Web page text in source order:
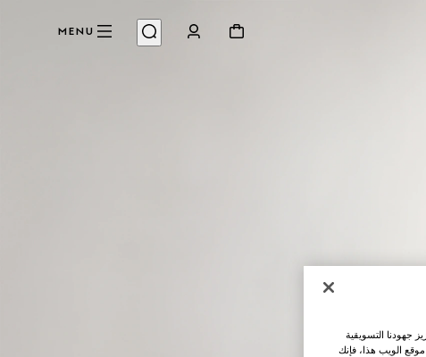
MENU
جهودنا التسويقية
الويب هذا، فإنك